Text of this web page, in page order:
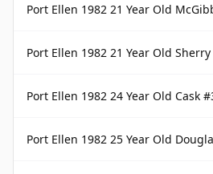
Port Ellen 1982 21 Year Old
Port Ellen 1982 21 Year Old
Port Ellen 1982 24 Year Old Cask #3915 Douglas
Port Ellen 1982 25 Year Old Douglas